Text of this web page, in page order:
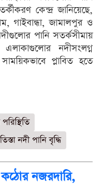
কেন্দ্র জানিয়েছে,
গাইবান্ধা, জামালপুর ও
পানি সতর্কসীমায়
এলাকাগুলোর নদীসংলগ্ন
প্লাবিত হতে
তিস্তা নদী পানি বৃদ্ধি
নজরদারি,